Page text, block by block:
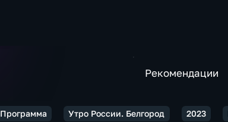
Рекомендации
Программа Утро России. Белгород 2023